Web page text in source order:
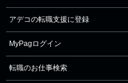
アデコの転職支援に登録
MyPagログイン
転職のお仕事検索